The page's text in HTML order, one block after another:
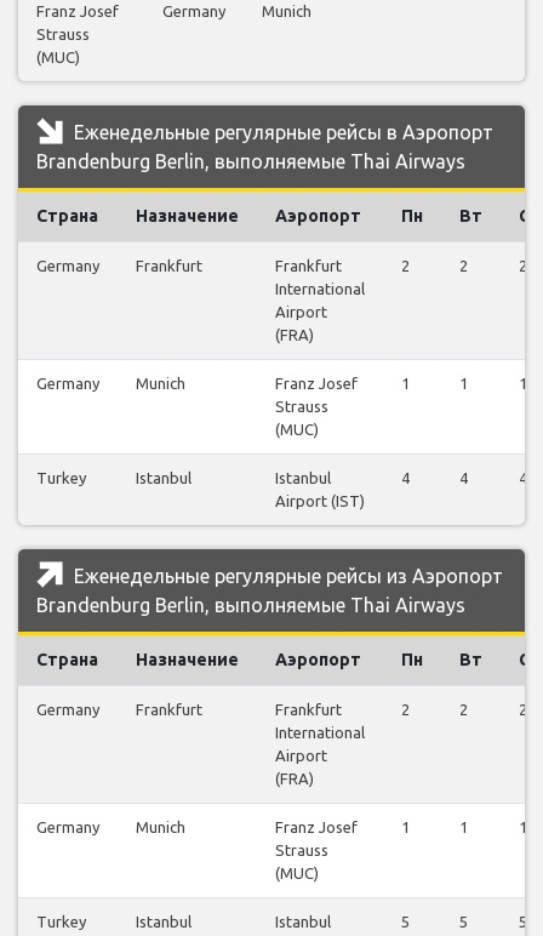
Franz Josef
Strauss
(MUC)
Germany Munich
Еженедельные регулярные рейсы в Аэропорт
Brandenburg Berlin, выполняемые Thai Airways
Страна Назначение Аэропорт Пн Вт Ср
Germany Frankfurt
Frankfurt
International
Airport
(FRA)
2 2 2
Germany Munich
Franz Josef
Strauss
(MUC)
1 1 1
Turkey Istanbul
Istanbul
Airport (IST)
4 4 4
Еженедельные регулярные рейсы из Аэропорт
Brandenburg Berlin, выполняемые Thai Airways
Страна Назначение Аэропорт Пн Вт Ср
Germany Frankfurt
Frankfurt
International
Airport
(FRA)
2 2 2
Germany Munich
Franz Josef
Strauss
(MUC)
1 1 1
Turkey Istanbul
Istanbul
5 5 5